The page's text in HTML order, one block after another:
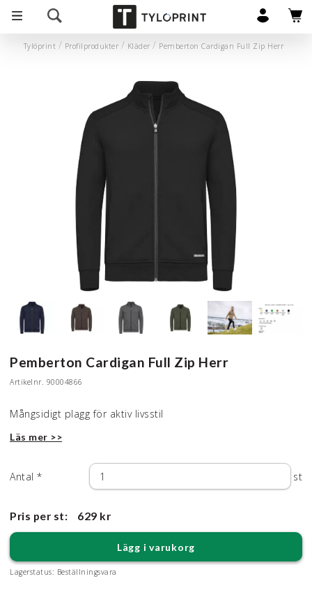
Tylöprint Profilprodukter Kläder Pemberton Cardigan Full Zip Herr
Pemberton Cardigan Full Zip Herr
Artikelnr. 90004866
Mångsidigt plagg för aktiv livsstil
Läs mer >>
Antal * st
Pris per st: 629 kr
Lägg i varukorg
Lagerstatus: Beställningsvara